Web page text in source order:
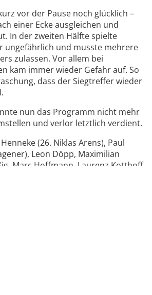
vor der Pause noch glücklich –
einer Ecke ausgleichen und
In der zweiten Hälfte spielte
ungefährlich und musste mehrere
zulassen. Vor allem bei
kam immer wieder Gefahr auf. So
dass der Siegtreffer wieder
nun das Programm nicht mehr
und verlor letztlich verdient.
(26. Niklas Arens), Paul
Leon Döpp, Maximilian
Marc Hoffmann, Laurenz Kotthoff